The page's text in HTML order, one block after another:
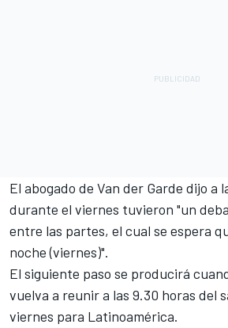
El abogado de Van der Garde dijo a
durante el viernes tuvieron "un
entre las partes, el cual se espera
noche (viernes)".
El siguiente paso se producirá
vuelva a reunir a las 9.30 horas del
viernes para Latinoamérica.